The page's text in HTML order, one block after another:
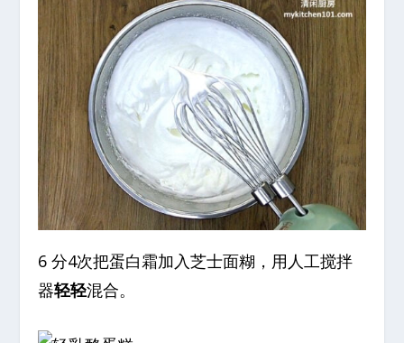
6 分4次把蛋白霜加入芝士面糊，用人工搅拌
器轻轻混合。